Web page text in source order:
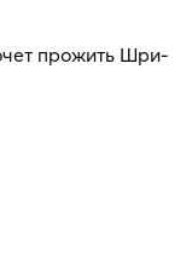
прожить Шри-